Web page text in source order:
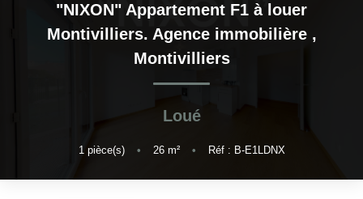
ESTIMATION
BLOG : NOS ACTUS IMMO !
"NIXON" Appartement F1 à louer
Montivilliers. Agence immobilière ,
Montivilliers
Loué
1 pièce(s) • 26m² • Réf : B-E1LDNX